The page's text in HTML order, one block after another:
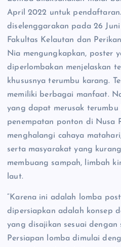
April 2022 untuk
diselenggarakan pada 26
Fakultas Kelautan dan
Nia mengungkapkan, poster
diperlombakan menjelaskan
khususnya terumbu karang.
memiliki berbagai manfaat.
yang dapat merusak terumbu
penempatan ponton di Nusa
menghalangi cahaya
serta masyarakat yang
membuang sampah, limbah
laut.
“Karena ini adalah lomba
dipersiapkan adalah konsep
yang disajikan sesuai dengan
Persiapan lomba dimulai